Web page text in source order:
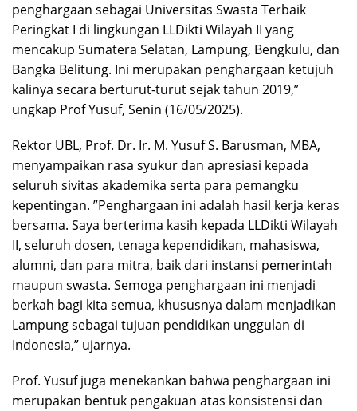
penghargaan sebagai Universitas Swasta Terbaik
Peringkat I di lingkungan LLDikti Wilayah II yang
mencakup Sumatera Selatan, Lampung, Bengkulu, dan
Bangka Belitung. Ini merupakan penghargaan ketujuh
kalinya secara berturut-turut sejak tahun 2019,”
ungkap Prof Yusuf, Senin (16/05/2025).
Rektor UBL, Prof. Dr. Ir. M. Yusuf S. Barusman, MBA,
menyampaikan rasa syukur dan apresiasi kepada
seluruh sivitas akademika serta para pemangku
kepentingan. ”Penghargaan ini adalah hasil kerja keras
bersama. Saya berterima kasih kepada LLDikti Wilayah
II, seluruh dosen, tenaga kependidikan, mahasiswa,
alumni, dan para mitra, baik dari instansi pemerintah
maupun swasta. Semoga penghargaan ini menjadi
berkah bagi kita semua, khususnya dalam menjadikan
Lampung sebagai tujuan pendidikan unggulan di
Indonesia,” ujarnya.
Prof. Yusuf juga menekankan bahwa penghargaan ini
merupakan bentuk pengakuan atas konsistensi dan